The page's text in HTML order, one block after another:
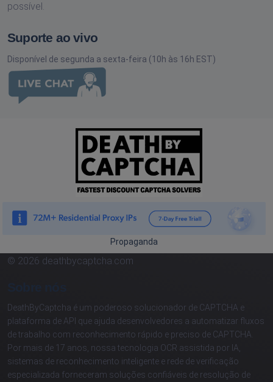
possível.
Suporte ao vivo
Disponível de segunda a sexta-feira (10h às 16h EST)
Propaganda
© 2026 deathbycaptcha.com
DeathByCaptcha é um poderoso solucionador de CAPTCHA e
plataforma de API que ajuda desenvolvedores a automatizar fluxos
de trabalho com reconhecimento rápido e preciso de CAPTCHA.
Por mais de 17 anos, nossa tecnologia OCR assistida por IA,
sistemas de reconhecimento inteligente e rede de verificação
especializada forneceram soluções confiáveis de resolução de